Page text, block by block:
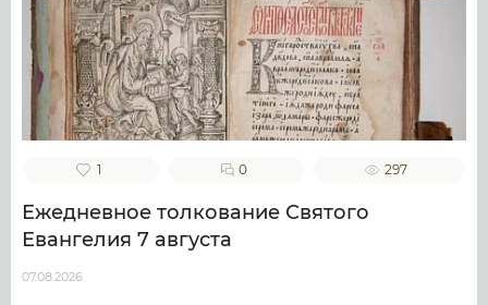
1 0 297
Ежедневное толкование Святого
Евангелия 7 августа
07.08.2026